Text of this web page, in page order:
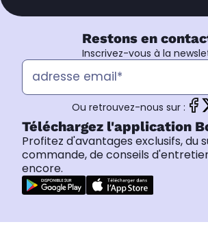
Restons en
Inscrivez-vous à la
Ou retrouvez-nous sur :
Téléchargez l'application
Profitez d'avantages exclusifs, du
commande, de conseils
encore.